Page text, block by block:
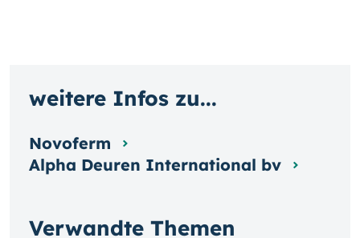
Verwandte Themen
weitere Infos zu...
Novoferm
Alpha Deuren International bv